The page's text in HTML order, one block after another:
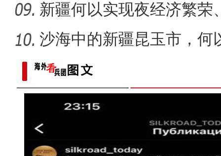
新疆兵团昆玉市 沙海中
新疆何以实现夜经济繁荣
现场推
沙海中的新疆昆玉市，何